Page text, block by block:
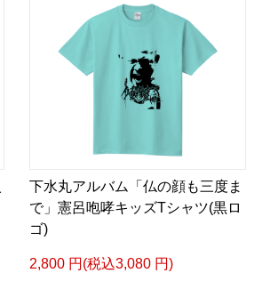
下水丸アルバム「仏の顔も三度ま
で」憲呂咆哮キッズTシャツ(黒ロ
ゴ)
2,800 円(税込3,080 円)